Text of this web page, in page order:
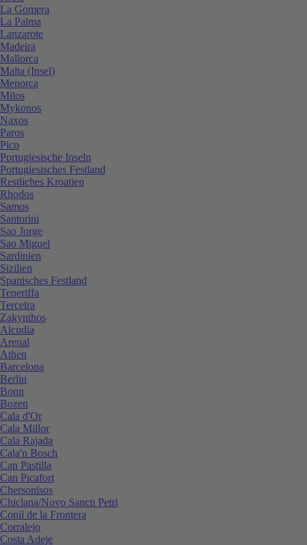
La Gomera
La Palma
Lanzarote
Madeira
Mallorca
Malta (Insel)
Menorca
Milos
Mykonos
Naxos
Paros
Pico
Portugiesische Inseln
Portugiesisches Festland
Restliches Kroatien
Rhodos
Samos
Santorini
Sao Jorge
Sao Miguel
Sardinien
Sizilien
Spanisches Festland
Teneriffa
Terceira
Zakynthos
Alcudia
Arenal
Athen
Barcelona
Berlin
Bonn
Bozen
Cala d'Or
Cala Millor
Cala Rajada
Cala'n Bosch
Can Pastilla
Can Picafort
Chersonisos
Chiclana/Novo Sancti Petri
Conil de la Frontera
Corralejo
Costa Adeje